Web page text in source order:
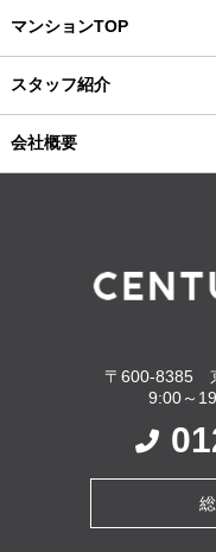
マンションTOP
スタッフ紹介
会社概要
〒600-8385
9:00～